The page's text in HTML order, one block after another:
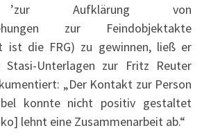
’zur Aufklärung von
zur Feindobjektakte
ist die FRG) zu gewinnen, ließ er
Stasi-Unterlagen zur Fritz Reuter
„Der Kontakt zur Person
konnte nicht positiv gestaltet
lehnt eine Zusammenarbeit ab.“